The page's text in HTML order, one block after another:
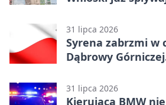
31 lipca 2026
Syrena zabrzmi w
Dąbrowy
31 lipca 2026
Kierująca BMW